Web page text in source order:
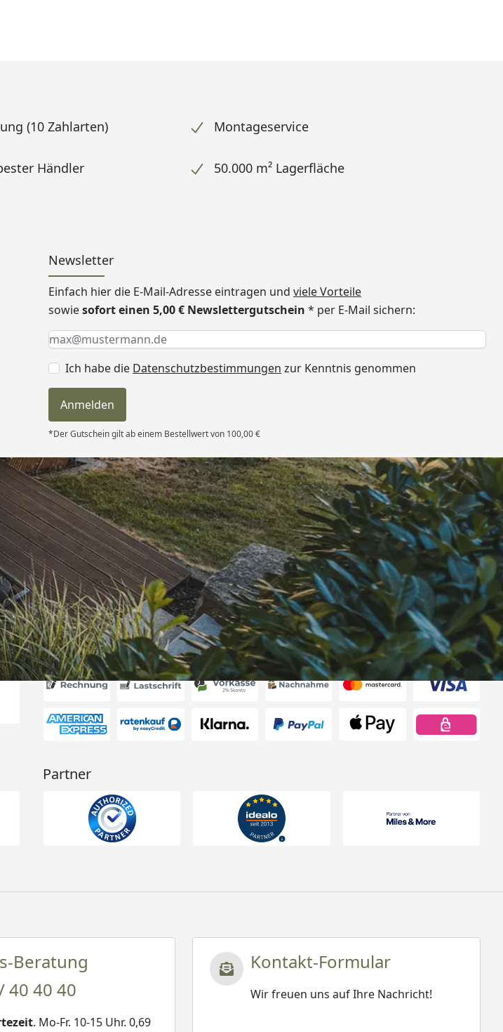
(10 Zahlarten) Montageservice
Händler 50.000 m² Lagerfläche
Newsletter
Einfach hier die E-Mail-Adresse eintragen und viele Vorteile
sowiesofort einen 5,00 € Newslettergutschein * per E-Mail sichern:
Keine Eingabe erforderlich
Eingabe erforderlich
E-Mail *
Ich habe die Datenschutzbestimmungen zur Kenntnis genommen
Anmelden
*Der Gutschein gilt ab einem Bestellwert von 100,00 €
Versand
Akzeptierte Zahlungsarten
Partner
Beratung
40 40 40
. Mo-Fr. 10-15 Uhr. 0,69
Kontakt-Formular
Wir freuen uns auf Ihre Nachricht!